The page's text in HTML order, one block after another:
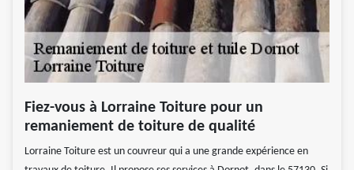
Fiez-vous à Lorraine Toiture pour un
remaniement de toiture de qualité
Lorraine Toiture est un couvreur qui a une grande expérience en